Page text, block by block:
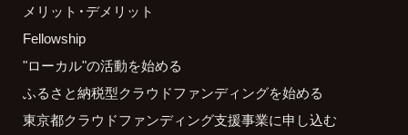
メリット・デメリット
Fellowship
"ローカル"の活動を始める
ふるさと納税型クラウドファンディングを始める
東京都クラウドファンディング支援事業に申し込む